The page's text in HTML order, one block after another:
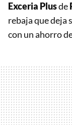
Exceria Plusde
rebaja que deja
con un ahorro